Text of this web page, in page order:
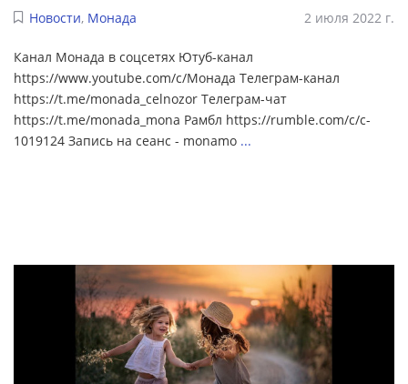
Новости, Монада 2 июля 2022 г.
Канал Монада в соцсетях Ютуб-канал
https://www.youtube.com/c/Монада Телеграм-канал
https://t.me/monada_celnozor Телеграм-чат
https://t.me/monada_mona Рамбл https://rumble.com/c/c-
1019124 Запись на сеанс - monamo ...